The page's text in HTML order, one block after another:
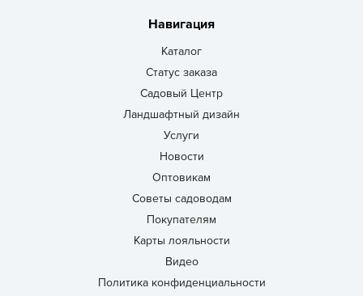
Навигация
Каталог
Статус заказа
Садовый Центр
Ландшафтный дизайн
Услуги
Новости
Оптовикам
Советы садоводам
Покупателям
Карты лояльности
Видео
Политика конфиденциальности